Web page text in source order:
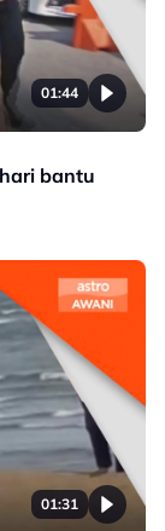
01:44
bantu
01:31